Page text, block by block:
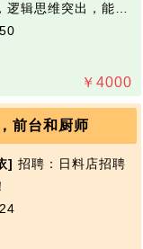
逻辑思维突出，能…
￥ 4000
前台和厨师
] 招聘：日料店招聘